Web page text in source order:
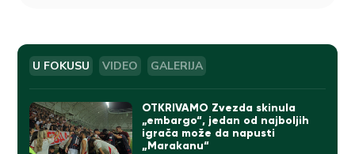
U FOKUSU VIDEO GALERIJA
OTKRIVAMO Zvezda skinula
„embargo“, jedan od najboljih
igrača može da napusti
„Marakanu“